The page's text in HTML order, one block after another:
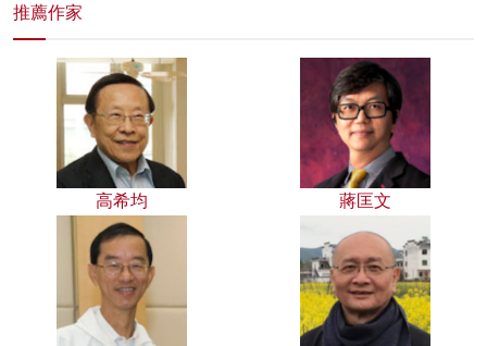
推薦作家
高希均 蔣匡文